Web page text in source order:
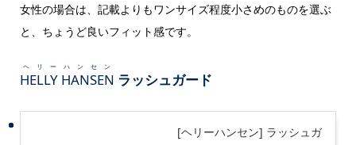
女性の場合は、記載よりもワンサイズ程度小さめのものを選ぶ
と、ちょうど良いフィット感です。
HELLY HANSEN
ヘリーハンセン
ラッシュガード
[ヘリーハンセン] ラッシュガ